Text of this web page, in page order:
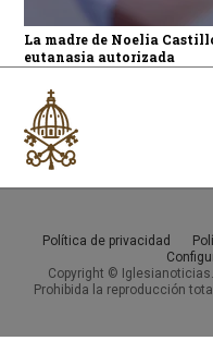
La madre de Noelia
eutanasia autorizada
Política de privacidad
Copyright ©
Prohibida la reproducción